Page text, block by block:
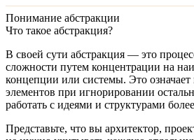
Понимание абстракции
Что такое абстракция?
В своей сути абстракция — это
сложности путем концентрации на
концепции или системы. Это
элементов при игнорировании
работать с идеями и структурами
Представьте, что вы архитектор,